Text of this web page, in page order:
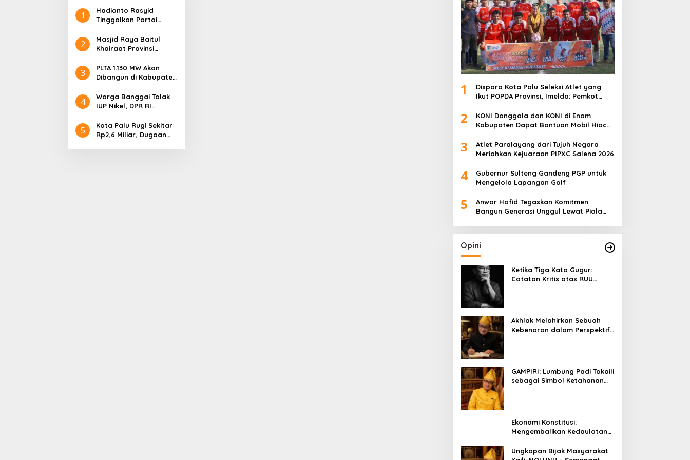
1
Hadianto Rasyid
Tinggalkan Partai
Tahun Mengabdi
2
Masjid Raya Baitul
Khairaat Provinsi
Rekor MURI, Ini
Keunikan Arsitekturnya
3
PLTA 1.130 MW Akan
Dibangun di Kabupaten
Evergreen Industri
Audiensi dengan
4
Warga Banggai Tolak
IUP Nikel, DPR RI
5
Kota Palu Rugi Sekitar
Rp2,6 Miliar, Dugaan
1
Dispora Kota Palu Seleksi Atlet yang
Ikut POPDA Provinsi, Imelda: Pemkot
Olahraga Pelajar
2
KONI Donggala dan KONI di Enam
Kabupaten Dapat Bantuan Mobil Hiace
3
Atlet Paralayang dari Tujuh Negara
Meriahkan Kejuaraan PIPXC Salena 2026
4
Gubernur Sulteng Gandeng PGP untuk
Mengelola Lapangan Golf
5
Anwar Hafid Tegaskan Komitmen
Bangun Generasi Unggul Lewat Piala
Opini
Ketika Tiga Kata Gugur:
Catatan Kritis atas RUU
Akhlak Melahirkan Sebuah
Kebenaran dalam Perspektif
GAMPIRI: Lumbung Padi Tokaili
sebagai Simbol Ketahanan
Ekonomi Konstitusi:
Mengembalikan Kedaulatan
Umat
Ungkapan Bijak Masyarakat